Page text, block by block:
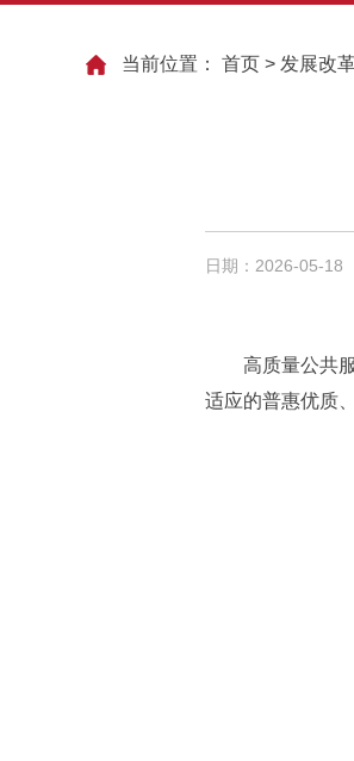
当前位置： 首页 > 发展改
日期：2026-05-18
高质量公共
适应的普惠优质